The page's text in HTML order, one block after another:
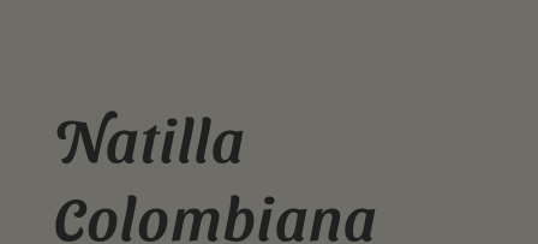
Natilla
Colombiana